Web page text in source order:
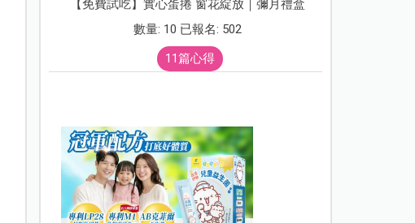
【免費試吃】實心蛋捲 窗花綻放｜彌月禮盒
數量: 10 已報名: 502
11篇心得